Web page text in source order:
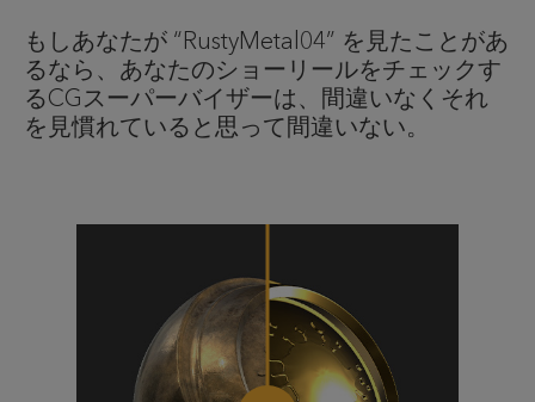
もしあなたが “RustyMetal04” を見たことがあ
るなら、あなたのショーリールをチェックす
るCGスーパーバイザーは、間違いなくそれ
を見慣れていると思って間違いない。